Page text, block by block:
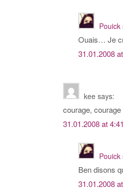
Pouick
Ouais… Je
31.01.2008
kee says:
courage,
31.01.2008 at
Pouick
Ben disons
31.01.2008